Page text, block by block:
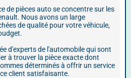
de pièces auto se concentre sur les
Nous avons un large
de qualité pour votre véhicule,
d'experts de l'automobile qui sont
à trouver la pièce exacte dont
déterminés à offrir un service
client satisfaisante.